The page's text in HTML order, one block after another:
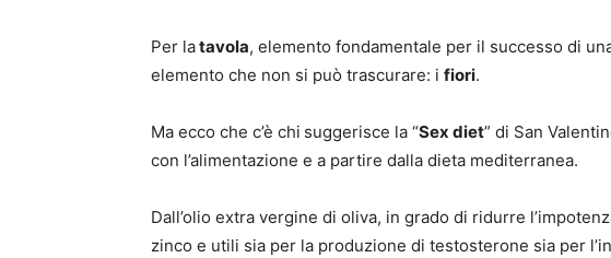
Per latavola, elemento fondamentale per il successo di
elemento che non si può trascurare: i fiori.
Ma ecco che c’è chi suggerisce la “Sex diet” di San
con l’alimentazione e a partire dalla dieta mediterranea.
Dall’olio extra vergine di oliva, in grado di ridurre
zinco e utili sia per la produzione di testosterone sia per